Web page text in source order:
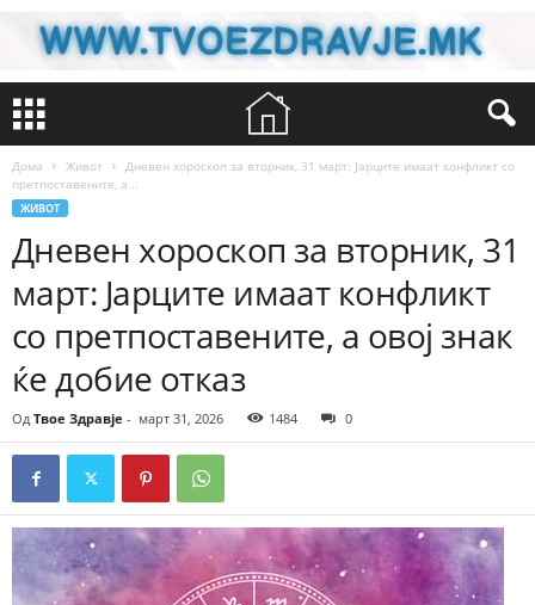
Дома Живот
Дневен хороскоп за вторник, 31 март: Јарците имаат конфликт со
претпоставените, а...
ЖИВОТ
Дневен хороскоп за вторник, 31
март: Јарците имаат конфликт
со претпоставените, а овој знак
ќе добие отказ
Од Твое Здравје - март 31, 2026 1484 0